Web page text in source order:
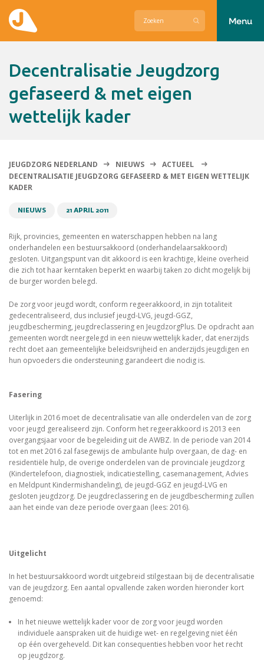
Over Jeugdzorg Nederland
Menu
Decentralisatie Jeugdzorg
gefaseerd & met eigen
wettelijk kader
JEUGDZORG NEDERLAND NIEUWS
ACTUEEL
DECENTRALISATIE JEUGDZORG GEFASEERD & MET EIGEN WETTELIJK
KADER
NIEUWS 21 APRIL 2011
Rijk, provincies, gemeenten en waterschappen hebben na lang
onderhandelen een bestuursakkoord (onderhandelaarsakkoord)
gesloten. Uitgangspunt van dit akkoord is een krachtige, kleine overheid
die zich tot haar kerntaken beperkt en waarbij taken zo dicht mogelijk bij
de burger worden belegd.
De zorg voor jeugd wordt, conform regeerakkoord, in zijn totaliteit
gedecentraliseerd, dus inclusief jeugd-LVG, jeugd-GGZ,
jeugdbescherming, jeugdreclassering en JeugdzorgPlus. De opdracht aan
gemeenten wordt neergelegd in een nieuw wettelijk kader, dat enerzijds
recht doet aan gemeentelijke beleidsvrijheid en anderzijds jeugdigen en
hun opvoeders die ondersteuning garandeert die nodig is.
Fasering
Uiterlijk in 2016 moet de decentralisatie van alle onderdelen van de zorg
voor jeugd gerealiseerd zijn. Conform het regeerakkoord is 2013 een
overgangsjaar voor de begeleiding uit de AWBZ. In de periode van 2014
tot en met 2016 zal fasegewijs de ambulante hulp overgaan, de dag- en
residentiële hulp, de overige onderdelen van de provinciale jeugdzorg
(Kindertelefoon, diagnostiek, indicatiestelling, casemanagement, Advies
en Meldpunt Kindermishandeling), de jeugd-GGZ en jeugd-LVG en
gesloten jeugdzorg. De jeugdreclassering en de jeugdbescherming zullen
aan het einde van deze periode overgaan (lees: 2016).
Uitgelicht
In het bestuursakkoord wordt uitgebreid stilgestaan bij de decentralisatie
van de jeugdzorg. Een aantal opvallende zaken worden hieronder kort
genoemd:
In het nieuwe wettelijk kader voor de zorg voor jeugd worden
individuele aanspraken uit de huidige wet- en regelgeving niet één
op één overgeheveld. Dit kan consequenties hebben voor het recht
op jeugdzorg.